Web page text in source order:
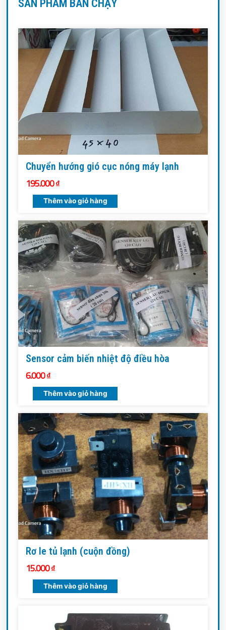
SẢN PHẨM BÁN CHẠY
Chuyển hướng gió cục nóng máy lạnh
195.000₫
Thêm vào giỏ hàng
Sensor cảm biến nhiệt độ điều hòa
6.000₫
Thêm vào giỏ hàng
Rơ le tủ lạnh (cuộn đồng)
15.000₫
Thêm vào giỏ hàng